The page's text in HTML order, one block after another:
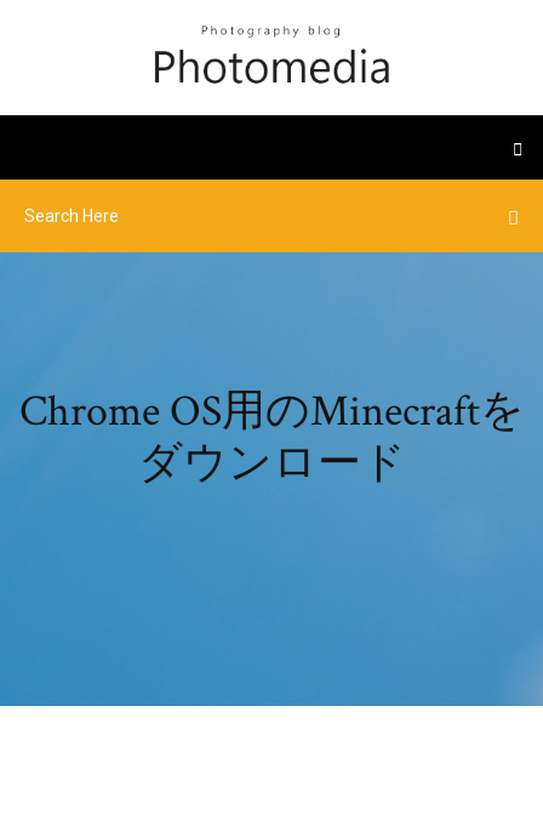
Chrome OS用のMinecraftを
ダウンロード